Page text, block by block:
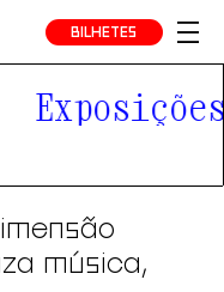
BILHETES
Exposições
música,